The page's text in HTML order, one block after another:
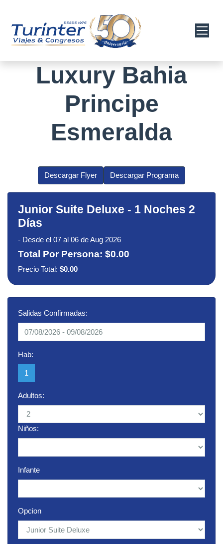
Luxury Bahia
Principe
Esmeralda
Descargar Flyer Descargar Programa
Junior Suite Deluxe - 1 Noches 2
Días
- Desde el 07 al 06 de Aug 2026
Total Por Persona: $0.00
Precio Total: $0.00
Salidas Confirmadas:
Hab:
1
Adultos:
Niños:
Infante
Opcion